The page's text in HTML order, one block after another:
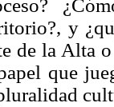
y
de la Alta
que